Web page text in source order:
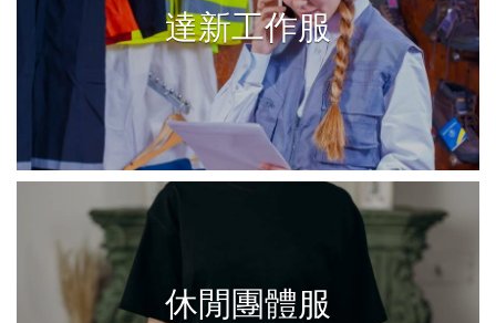
達新工作服
休閒團體服